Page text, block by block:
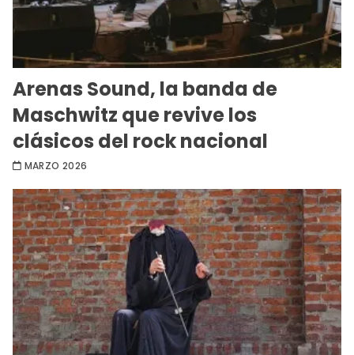
Arenas Sound, la banda de
Maschwitz que revive los
clásicos del rock nacional
MARZO 2026